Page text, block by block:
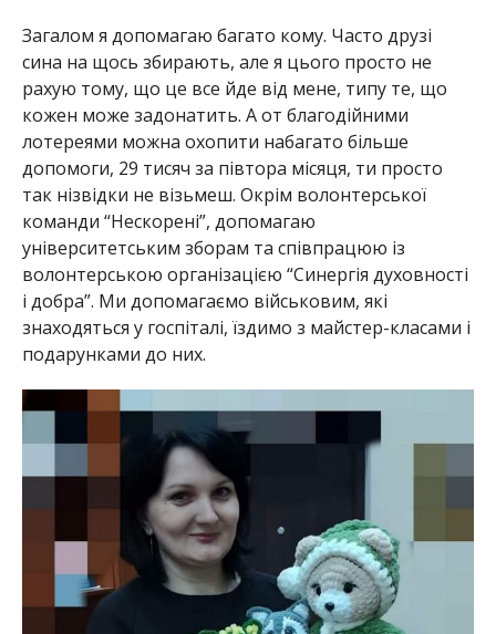
Загалом я допомагаю багато кому. Часто друзі
сина на щось збирають, але я цього просто не
рахую тому, що це все йде від мене, типу те, що
кожен може задонатить. А от благодійними
лотереями можна охопити набагато більше
допомоги, 29 тисяч за півтора місяця, ти просто
так нізвідки не візьмеш. Окрім волонтерської
команди “Нескорені”, допомагаю
університетським зборам та співпрацюю із
волонтерською організацією “Синергія духовності
і добра”. Ми допомагаємо військовим, які
знаходяться у госпіталі, їздимо з майстер-класами і
подарунками до них.